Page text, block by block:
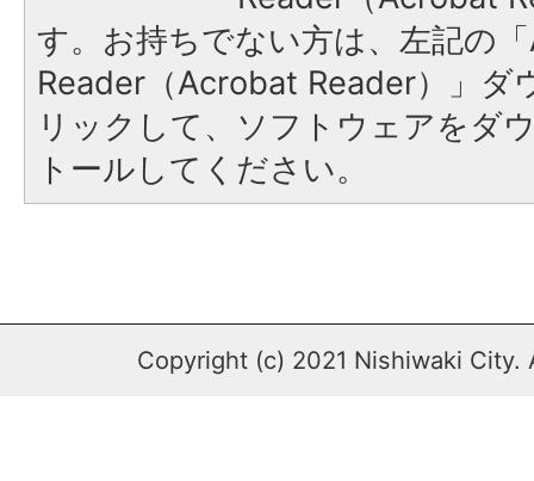
す。お持ちでない方は、左記の
Reader（Acrobat Reader）」ダ
リックして、ソフトウェアをダ
トールしてください。
Copyright (c) 2021 Nishiwaki City.